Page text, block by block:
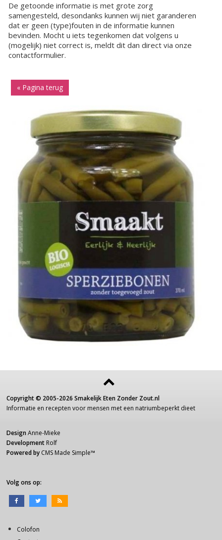
De getoonde informatie is met grote zorg
samengesteld, desondanks kunnen wij niet garanderen
dat er geen (type)fouten in de informatie kunnen
bevinden. Mocht u iets tegenkomen dat volgens u
(mogelijk) niet correct is, meldt dit dan direct via onze
contactformulier.
« Pagina terug
Copyright © 2005-2026 Smakelijk Eten Zonder Zout.nl
Informatie en recepten voor mensen met een natriumbeperkt dieet
Design Anne-Mieke
Development Rolf
Powered by CMS Made Simple™
Volg ons op:
Colofon